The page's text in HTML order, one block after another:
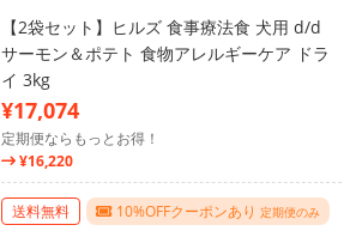
【2袋セット】ヒルズ 食事療法食 犬用 d/d
サーモン＆ポテト 食物アレルギーケア ドラ
イ 3kg
¥17,074
定期便ならもっとお得！
¥16,220
送料無料 10%OFFクーポンあり 定期便のみ